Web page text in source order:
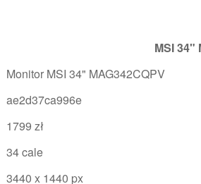
MSI 34"
Monitor MSI 34" MAG342CQPV
ae2d37ca996e
1799 zł
34 cale
3440 x 1440 px